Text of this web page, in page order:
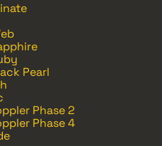
Pearl
Phase 2
Phase 4